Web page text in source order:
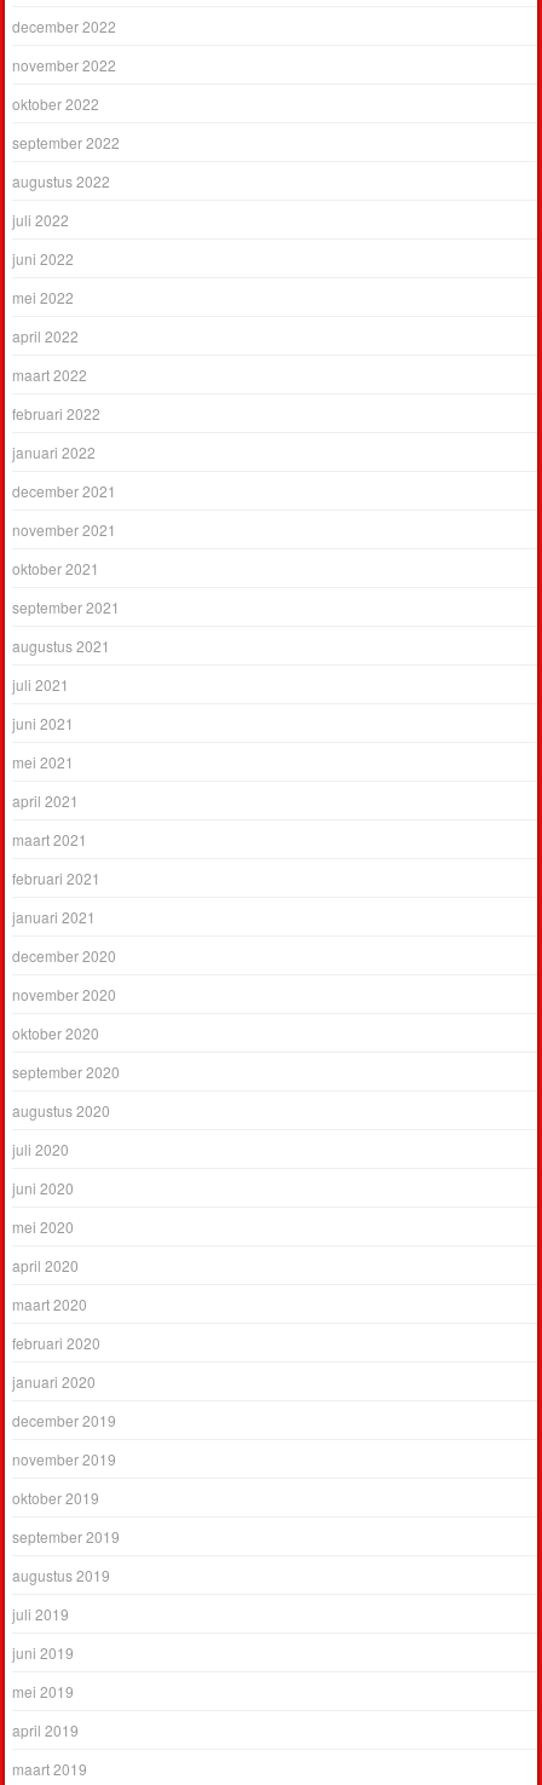
december 2022
november 2022
oktober 2022
september 2022
augustus 2022
juli 2022
juni 2022
mei 2022
april 2022
maart 2022
februari 2022
januari 2022
december 2021
november 2021
oktober 2021
september 2021
augustus 2021
juli 2021
juni 2021
mei 2021
april 2021
maart 2021
februari 2021
januari 2021
december 2020
november 2020
oktober 2020
september 2020
augustus 2020
juli 2020
juni 2020
mei 2020
april 2020
maart 2020
februari 2020
januari 2020
december 2019
november 2019
oktober 2019
september 2019
augustus 2019
juli 2019
juni 2019
mei 2019
april 2019
maart 2019